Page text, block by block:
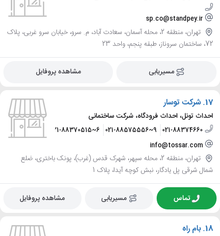
sp.co@standpey.ir
تهران، منطقه 2، محله آسمان، سعادت آباد، م. سرو، خیابان سرو غربی، پلاک
72، ساختمان سروناز، طبقه پنجم، واحد 23
مسیریابی مشاهده پروفایل
17. شرکت توسار
احداث تونل، احداث فرودگاه، شرکت ساختمانی
021-88374660
021-88575556~9
021-88370515~6
info@tossar.com
تهران، منطقه 2، محله سپهر، شهرک قدس (غرب)، پونک باختری، ضلع
شمال شرقی پل یادگار، نبش کوچه آیدا، پلاک 1
تماس مسیریابی مشاهده پروفایل
18. بام راه